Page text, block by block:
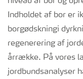
Indholdet af bor er
borgødskningi
regenerering af
årrække. På vores
jordbundsanalyser